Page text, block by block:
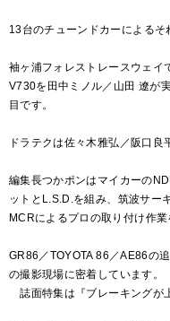
13台のチューンドカーによる
袖ヶ浦フォレストレースウェイ
V730を田中ミノル／山田 遼が
目です。
ドラテクは佐々木雅弘／阪口良
編集長つかポンはマイカーの
ットとL.S.D.を組み、筑波サー
MCRによるプロの取り付け作業
GR86／TOYOTA 86／AE86の
の撮影現場に密着しています。
誌面特集は『ブレーキングが